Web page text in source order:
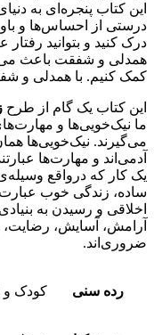
این کتاب پنجره‌ای به
درستی از احساس‌ها و
درک کنید و بتوانید رفتار
همدلی و شفقت باعث
کمک کنیم. با همدلی و
این کتاب یک گام از طرح
ما نیک‌خویی‌ها و
می‌گیرند. نیک‌خویی‌ها
آدمی‌اند و مهارت‌ها
یک کار که درواقع
ساده، زندگی خوب
اخلاقی و رسیدن به
آرامش، آسایش،
ضروری‌اند.
رده سنی کودک و